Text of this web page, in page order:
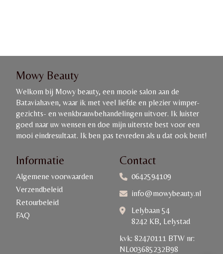
Mowy Beauty
Welkom bij Mowy beauty, een mooie salon aan de
Bataviahaven, waar ik met veel liefde en plezier wimper-
gezichts- en wenkbrauwbehandelingen uitvoer. Ik luister
goed naar uw wensen en doe mijn uiterste best voor een
mooi eindresultaat. Ik ben pas tevreden als u dat ook bent!
Informatie
Algemene voorwaarden
Verzendbeleid
Retourbeleid
FAQ
Contact
0642594109
info@mowybeauty.nl
Lelybaan 54
8242 KB, Lelystad
kvk: 82470111 BTW nr:
NL003685232B98